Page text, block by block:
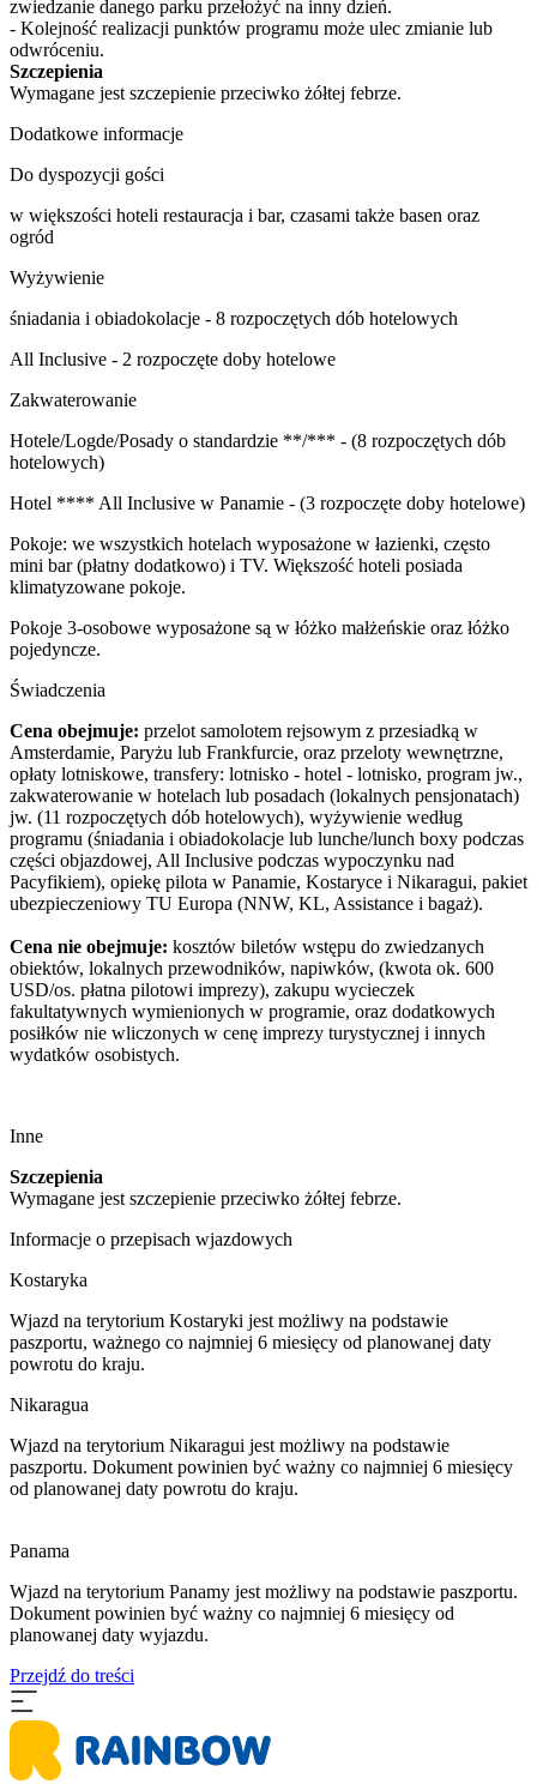
zwiedzanie danego parku przełożyć na inny dzień.
- Kolejność realizacji punktów programu może ulec zmianie lub
odwróceniu.
Szczepienia
Wymagane jest szczepienie przeciwko żółtej febrze.
Dodatkowe informacje
Do dyspozycji gości
w większości hoteli restauracja i bar, czasami także basen oraz
ogród
Wyżywienie
śniadania i obiadokolacje - 8 rozpoczętych dób hotelowych
All Inclusive - 2 rozpoczęte doby hotelowe
Zakwaterowanie
Hotele/Logde/Posady o standardzie **/*** - (8 rozpoczętych dób
hotelowych)
Hotel **** All Inclusive w Panamie - (3 rozpoczęte doby hotelowe)
Pokoje: we wszystkich hotelach wyposażone w łazienki, często
mini bar (płatny dodatkowo) i TV. Większość hoteli posiada
klimatyzowane pokoje.
Pokoje 3-osobowe wyposażone są w łóżko małżeńskie oraz łóżko
pojedyncze.
Świadczenia
Cena obejmuje: przelot samolotem rejsowym z przesiadką w
Amsterdamie, Paryżu lub Frankfurcie, oraz przeloty wewnętrzne,
opłaty lotniskowe, transfery: lotnisko - hotel - lotnisko, program jw.,
zakwaterowanie w hotelach lub posadach (lokalnych pensjonatach)
jw. (11 rozpoczętych dób hotelowych), wyżywienie według
programu (śniadania i obiadokolacje lub lunche/lunch boxy podczas
części objazdowej, All Inclusive podczas wypoczynku nad
Pacyfikiem), opiekę pilota w Panamie, Kostaryce i Nikaragui, pakiet
ubezpieczeniowy TU Europa (NNW, KL, Assistance i bagaż).
Cena nie obejmuje: kosztów biletów wstępu do zwiedzanych
obiektów, lokalnych przewodników, napiwków, (kwota ok. 600
USD/os. płatna pilotowi imprezy), zakupu wycieczek
fakultatywnych wymienionych w programie, oraz dodatkowych
posiłków nie wliczonych w cenę imprezy turystycznej i innych
wydatków osobistych.
Inne
Szczepienia
Wymagane jest szczepienie przeciwko żółtej febrze.
Informacje o przepisach wjazdowych
Kostaryka
Wjazd na terytorium Kostaryki jest możliwy na podstawie
paszportu, ważnego co najmniej 6 miesięcy od planowanej daty
powrotu do kraju.
Nikaragua
Wjazd na terytorium Nikaragui jest możliwy na podstawie
paszportu. Dokument powinien być ważny co najmniej 6 miesięcy
od planowanej daty powrotu do kraju.
Panama
Wjazd na terytorium Panamy jest możliwy na podstawie paszportu.
Dokument powinien być ważny co najmniej 6 miesięcy od
planowanej daty wyjazdu.
Przejdź do treści